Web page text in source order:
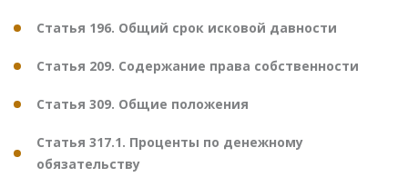
Статья 196. Общий срок исковой давности
Статья 209. Содержание права собственности
Статья 309. Общие положения
Статья 317.1. Проценты по денежному
обязательству